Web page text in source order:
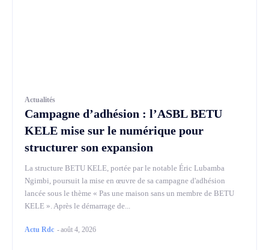
Actualités
Campagne d’adhésion : l’ASBL BETU
KELE mise sur le numérique pour
structurer son expansion
La structure BETU KELE, portée par le notable Éric Lubamba
Ngimbi, poursuit la mise en œuvre de sa campagne d'adhésion
lancée sous le thème « Pas une maison sans un membre de BETU
KELE ». Après le démarrage de...
Actu Rdc -août 4, 2026